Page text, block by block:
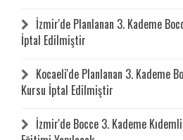
İzmir'de Planlanan 3. Kademe
İptal Edilmiştir
Kocaeli'de Planlanan 3. Kademe
Kursu İptal Edilmiştir
İzmir'de Bocce 3. Kademe